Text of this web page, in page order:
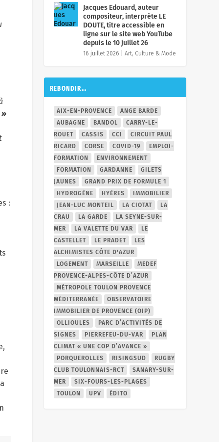
»
:
Jacques Edouard, auteur
compositeur, interprète LE
DOUTE, titre accessible en
ligne sur le site web YouTube
depuis le 10 juillet 26
16 juillet 2026 |Art, Culture & Mode
REBONDIR…
AIX-EN-PROVENCE
ANGE BARDE
AUBAGNE
BANDOL
CARRY-LE-
ROUET
CASSIS CCI
CIRCUIT PAUL
RICARD
CORSE COVID-19
EMPLOI-
FORMATION
ENVIRONNEMENT
FORMATION
GARDANNE
GILETS
JAUNES
GRAND PRIX DE FORMULE 1
HYDROGÈNE
HYÈRES
IMMOBILIER
JEAN-LUC MONTEIL
LA CIOTAT
LA
CRAU
LA GARDE
LA SEYNE-SUR-
MER
LA VALETTE DU VAR
LE
CASTELLET
LE PRADET
LES
ALCHIMISTES CÔTE D'AZUR
LOGEMENT
MARSEILLE
MEDEF
PROVENCE-ALPES-CÔTE D’AZUR
MÉTROPOLE TOULON PROVENCE
MÉDITERRANÉE
OBSERVATOIRE
IMMOBILIER DE PROVENCE (OIP)
OLLIOULES
PARC D’ACTIVITÉS DE
SIGNES
PIERREFEU-DU-VAR
PLAN
CLIMAT « UNE COP D’AVANCE »
PORQUEROLLES
RISINGSUD
RUGBY
CLUB TOULONNAIS-RCT
SANARY-SUR-
MER
SIX-FOURS-LES-PLAGES
TOULON
UPV ÉDITO